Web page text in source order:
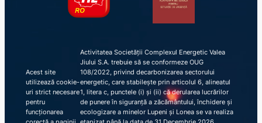
Acest site
utilizează cookie-
uri strict necesare
pentru
funcționarea
Activitatea Societății Complexul Energetic Valea
Jiului S.A. trebuie să se conformeze OUG
108/2022, privind decarbonizarea sectorului
energetic, care stabilește prin articolul 6, alineatul
1, litera c, punctele (i) și (ii) că derularea lucrărilor
de punere în siguranță a zăcământului, închidere și
ecologizare a minelor Lupeni și Lonea se va realiza